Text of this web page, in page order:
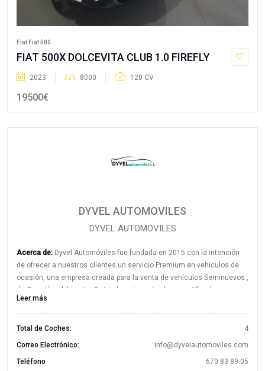
Fiat Fiat 500
FIAT 500X DOLCEVITA CLUB 1.0 FIREFLY
2023 8000 120 CV
19500€
DYVEL AUTOMOVILES
DYVEL AUTOMOVILES
Acerca de: Dyvel Automóviles fue fundada en 2015 con la intención
de ofrecer a nuestros clientes un servicio Premium en vehículos de
ocasión, una empresa creada para la venta de vehículos Seminuevos ,
de Ocasión y kilometro 0 , totalmente revisados y certificados , con
Garantía de hasta 60 meses.
Leer más
Total de Coches:
4
Correo Electrónico:
info@dyvelautomoviles.com
Teléfono
670 83 89 05